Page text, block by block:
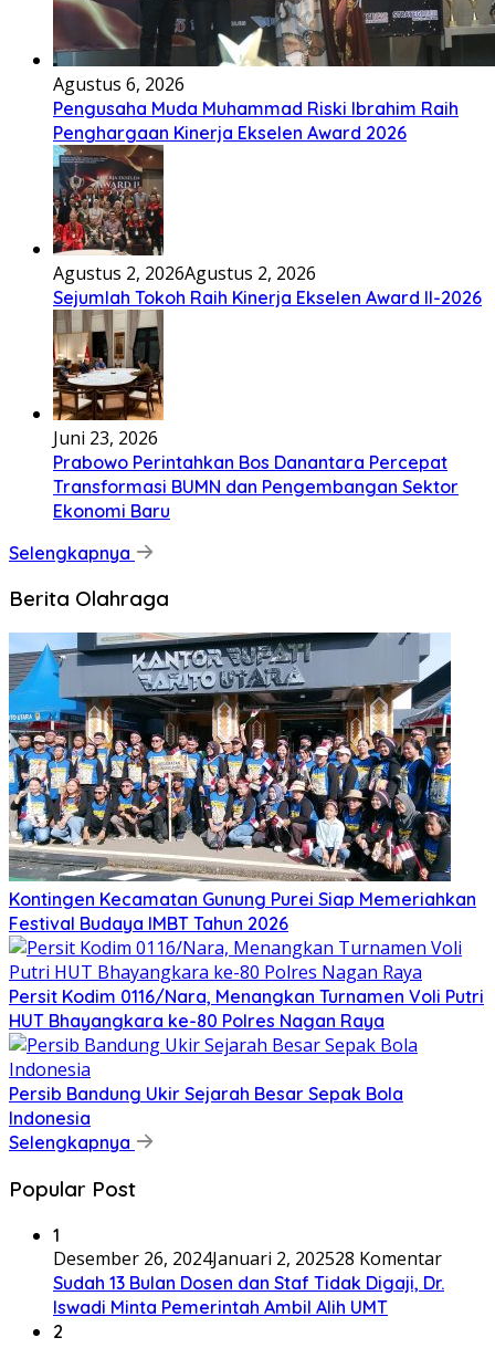
Agustus 6, 2026
Pengusaha Muda Muhammad Riski Ibrahim Raih
Penghargaan Kinerja Ekselen Award 2026
Agustus 2, 2026Agustus 2, 2026
Sejumlah Tokoh Raih Kinerja Ekselen Award II-2026
Juni 23, 2026
Prabowo Perintahkan Bos Danantara Percepat
Transformasi BUMN dan Pengembangan Sektor
Ekonomi Baru
Selengkapnya
Berita Olahraga
Kontingen Kecamatan Gunung Purei Siap Memeriahkan
Festival Budaya IMBT Tahun 2026
Persit Kodim 0116/Nara, Menangkan Turnamen Voli Putri
HUT Bhayangkara ke-80 Polres Nagan Raya
Persib Bandung Ukir Sejarah Besar Sepak Bola
Indonesia
Selengkapnya
Popular Post
1
Desember 26, 2024Januari 2, 202528 Komentar
Sudah 13 Bulan Dosen dan Staf Tidak Digaji, Dr.
Iswadi Minta Pemerintah Ambil Alih UMT
2